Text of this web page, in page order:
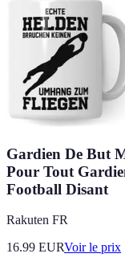
Gardien De But
Pour Tout
Football Disant
Rakuten FR
16.99 EURVoir le prix